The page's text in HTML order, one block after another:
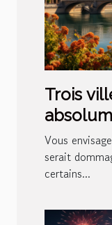
Trois
voyage
Vous
serait
certains...